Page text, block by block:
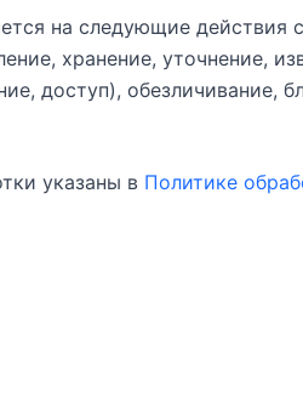
на следующие действия
хранение, уточнение,
доступ), обезличивание,
указаны в Политике